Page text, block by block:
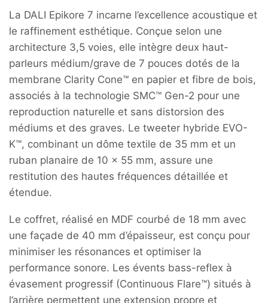
La DALI Epikore 7 incarne l’excellence acoustique et
le raffinement esthétique. Conçue selon une
architecture 3,5 voies, elle intègre deux haut-
parleurs médium/grave de 7 pouces dotés de la
membrane Clarity Cone™ en papier et fibre de bois,
associés à la technologie SMC™ Gen-2 pour une
reproduction naturelle et sans distorsion des
médiums et des graves. Le tweeter hybride EVO-
K™, combinant un dôme textile de 35 mm et un
ruban planaire de 10 x 55 mm, assure une
restitution des hautes fréquences détaillée et
étendue.
Le coffret, réalisé en MDF courbé de 18 mm avec
une façade de 40 mm d’épaisseur, est conçu pour
minimiser les résonances et optimiser la
performance sonore. Les évents bass-reflex à
évasement progressif (Continuous Flare™) situés à
l’arrière permettent une extension propre et